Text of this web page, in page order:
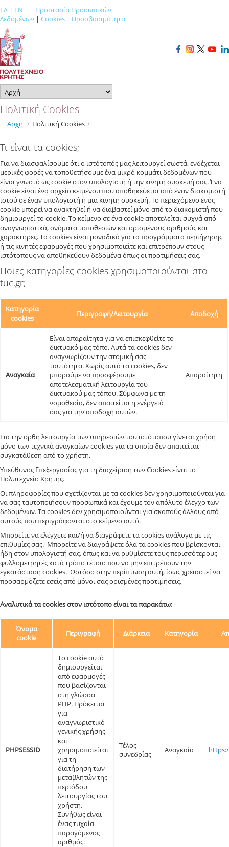
ΕΛ | EN
Προστασία Προσωπικών
Δεδομένων | Cookies | Προσβασιμότητα
Πολιτική Cookies
Αρχή / Πολιτική Cookies /
Τι είναι τα cookies;
Για να διασφαλίσουμε ότι ο ιστότοπός μας λειτουργεί σωστά, ενδέχεται
μερικές φορές να τοποθετήσουμε ένα μικρό κομμάτι δεδομένων που
είναι γνωστό ως cookie στον υπολογιστή ή την κινητή συσκευή σας. Ένα
cookie είναι ένα αρχείο κειμένου που αποθηκεύεται από έναν διακομιστή
ιστού σε έναν υπολογιστή ή μια κινητή συσκευή. Το περιεχόμενο ενός
cookie μπορεί να ανακτηθεί ή να διαβαστεί μόνο από το διακομιστή που
δημιουργεί το cookie. Το κείμενο σε ένα cookie αποτελείται συχνά από
αναγνωριστικά, ονόματα τοποθεσιών και ορισμένους αριθμούς και
χαρακτήρες. Τα cookies είναι μοναδικά για τα προγράμματα περιήγησης
ή τις κινητές εφαρμογές που χρησιμοποιείτε και επιτρέπουν στους
ιστότοπους να αποθηκεύουν δεδομένα όπως οι προτιμήσεις σας.
Ποιες κατηγορίες cookies χρησιμοποιούνται στο
tuc.gr;
Κατηγορία
cookies
Περιγραφή/Λειτουργία Αποδοχή
Αναγκαία
Είναι απαραίτητα για να επισκεφθείτε το
δικτυακό μας τόπο. Αυτά τα cookies δεν
αναγνωρίζουν την ατομική σας
ταυτότητα. Χωρίς αυτά τα cookies, δεν
μπορούμε να προσφέρουμε
αποτελεσματική λειτουργία του
δικτυακού μας τόπου. Σύμφωνα με τη
νομοθεσία, δεν απαιτείται η ενέργειά
σας για την αποδοχή αυτών.
Απαραίτητη
Για την ορθή λειτουργία των υπηρεσιών του ιστότοπου γίνεται χρήση
μόνο των τεχνικά αναγκαίων cookies για τα οποία δεν απαιτείται
συγκατάθεση από το χρήστη.
Υπεύθυνος Επεξεργασίας για τη διαχείριση των Cookies είναι το
Πολυτεχνείο Κρήτης.
Οι πληροφορίες που σχετίζονται με τα cookies δεν χρησιμοποιούνται για
να σας ταυτοποιήσουν προσωπικά και έχουμε τον απόλυτο έλεγχο των
δεδομένων. Τα cookies δεν χρησιμοποιούνται για σκοπούς άλλους από
αυτούς που περιγράφονται στο κείμενο αυτό.
Μπορείτε να ελέγχετε και/ή να διαγράφετε τα cookies ανάλογα με τις
επιθυμίες σας. Μπορείτε να διαγράψετε όλα τα cookies που βρίσκονται
ήδη στον υπολογιστή σας, όπως και να ρυθμίσετε τους περισσότερους
φυλλομετρητές κατά τρόπο τέτοιο που να μην επιτρέπουν την
εγκατάσταση cookies. Ωστόσο στην περίπτωση αυτή, ίσως χρειαστεί να
προσαρμόζετε εσείς από μόνοι σας ορισμένες προτιμήσεις.
Αναλυτικά τα cookies στον ιστότοπο είναι τα παρακάτω:
Όνομα
cookie
Περιγραφή Διάρκεια Κατηγορία
PHPSESSID
Το cookie αυτό
δημιουργείται
από εφαρμογές
που βασίζονται
στη γλώσσα
PHP. Πρόκειται
για
αναγνωριστικό
γενικής χρήσης
και
χρησιμοποιείται
για τη
διατήρηση των
μεταβλητών της
περιόδου
λειτουργίας του
χρήστη.
Συνήθως είναι
ένας τυχαία
παραγόμενος
αριθμός.
Τέλος
συνεδρίας
Αναγκαία